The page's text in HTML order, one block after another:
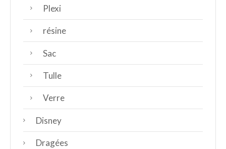
Plexi
résine
Sac
Tulle
Verre
Disney
Dragées